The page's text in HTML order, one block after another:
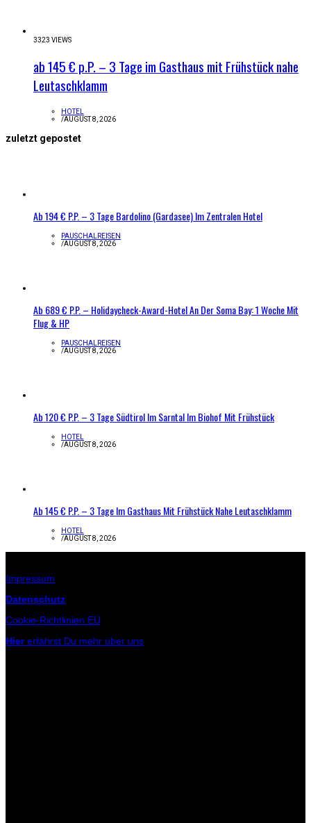
3323 VIEWS
ab 145 € p.P. – 3 Tage im Gasthaus mit Frühstück nahe
Leutaschklamm
HOTEL
/AUGUST 8, 2026
zuletzt gepostet
Ab 194 € P.P. – 3 Tage Bardolino (Gardasee) Im Zentralen Hotel
PAUSCHALREISEN
/AUGUST 8, 2026
Ab 689 € P.P. – Holidaycheck-Award-Hotel An Der Soma Bay: 1 Woche Mit
Flug & HP
PAUSCHALREISEN
/AUGUST 8, 2026
Ab 120 € P.P. – 3 Tage Südtirol Im Sarntal Im Biohof Mit Frühstück
HOTEL
/AUGUST 8, 2026
Ab 145 € P.P. – 3 Tage Im Gasthaus Mit Frühstück Nahe Leutaschklamm
HOTEL
/AUGUST 8, 2026
Impressum
Datenschutz
Cookie-Richtlinien EU
Hiererfährst Du mehr über uns